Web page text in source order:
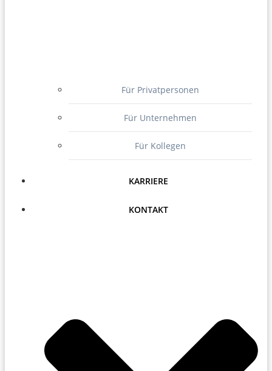
Für Privatpersonen
Für Unternehmen
Für Kollegen
KARRIERE
KONTAKT